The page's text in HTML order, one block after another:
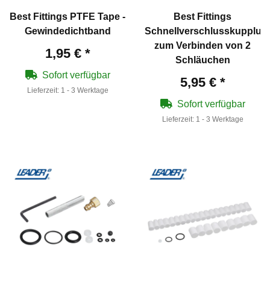
Best Fittings PTFE Tape -
Gewindedichtband
1,95 € *
Sofort verfügbar
Lieferzeit: 1 - 3 Werktage
Best Fittings
zum Verbinden von 2
Schläuchen
5,95 € *
Sofort verfügbar
Lieferzeit: 1 - 3 Werktage